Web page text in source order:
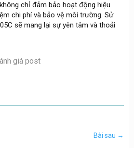
chỉ đảm bảo hoạt động hiệu
chi phí và bảo vệ môi trường. Sử
sẽ mang lại sự yên tâm và thoải
giá post
Bài sau →